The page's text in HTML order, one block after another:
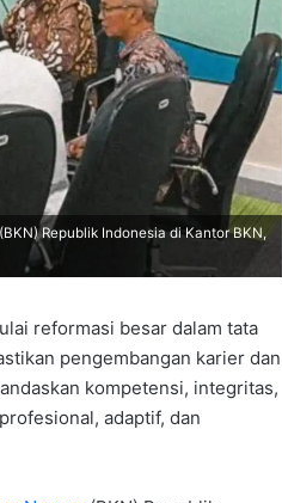
Republik Indonesia di Kantor BKN,
reformasi besar dalam tata
pengembangan karier dan
kompetensi, integritas,
adaptif, dan